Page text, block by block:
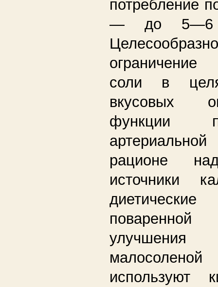
потребление
— до 5—6
соли в
вкусовых
функции
рационе
источники
используют